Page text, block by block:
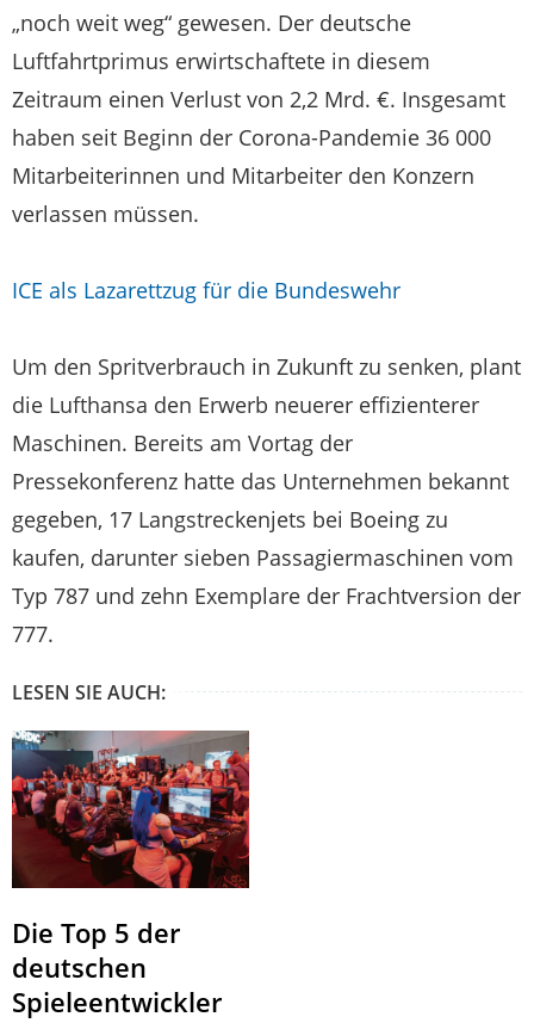
„noch weit weg“ gewesen. Der deutsche
Luftfahrtprimus erwirtschaftete in diesem
Zeitraum einen Verlust von 2,2 Mrd. €. Insgesamt
haben seit Beginn der Corona-Pandemie 36 000
Mitarbeiterinnen und Mitarbeiter den Konzern
verlassen müssen.
ICE als Lazarettzug für die Bundeswehr
Um den Spritverbrauch in Zukunft zu senken, plant
die Lufthansa den Erwerb neuerer effizienterer
Maschinen. Bereits am Vortag der
Pressekonferenz hatte das Unternehmen bekannt
gegeben, 17 Langstreckenjets bei Boeing zu
kaufen, darunter sieben Passagiermaschinen vom
Typ 787 und zehn Exemplare der Frachtversion der
777.
LESEN SIE AUCH:
Die Top 5 der
deutschen
Spieleentwickler